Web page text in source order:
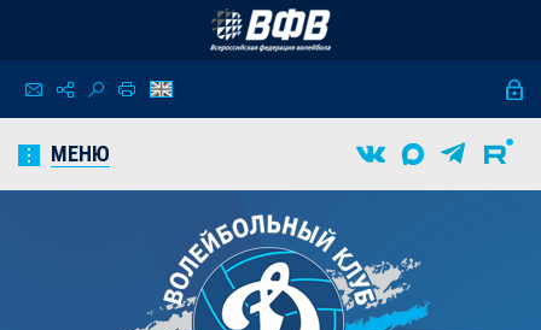
МЕНЮ